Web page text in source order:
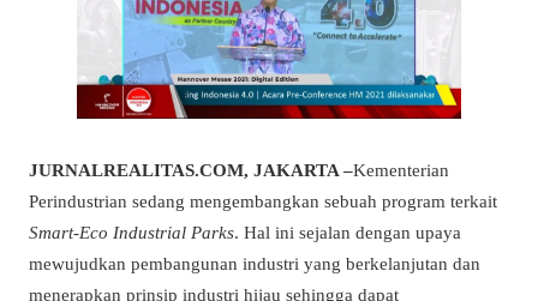
JURNALREALITAS.COM, JAKARTA –Kementerian
Perindustrian sedang mengembangkan sebuah program terkait
Smart-Eco Industrial Parks. Hal ini sejalan dengan upaya
mewujudkan pembangunan industri yang berkelanjutan dan
menerapkan prinsip industri hijau sehingga dapat